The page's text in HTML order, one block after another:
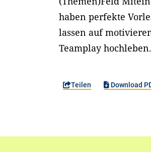
haben perfekte
lassen auf
Teamplay hochleben.
Teilen Download